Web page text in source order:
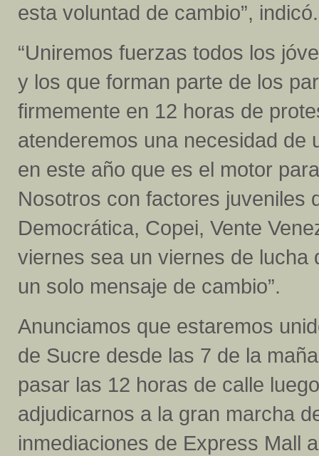
esta voluntad de cambio”, indicó.
“Uniremos fuerzas todos los
y los que forman parte de los
firmemente en 12 horas de
atenderemos una necesidad de
en este año que es el motor
Nosotros con factores juveniles
Democrática, Copei, Vente
viernes sea un viernes de lucha
un solo mensaje de cambio”.
Anunciamos que estaremos
de Sucre desde las 7 de la
pasar las 12 horas de calle
adjudicarnos a la gran marcha
inmediaciones de Express Mall